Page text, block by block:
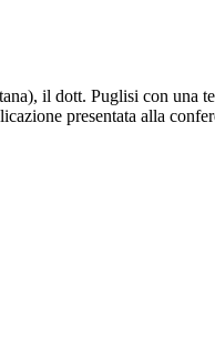
il dott. Puglisi con una
presentata alla